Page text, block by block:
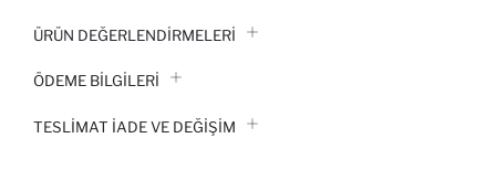
ÜRÜN DEĞERLENDİRMELERİ
ÖDEME BİLGİLERİ
TESLIMAT İADE VE DEĞIŞIM